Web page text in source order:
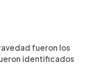
fueron los
identificados